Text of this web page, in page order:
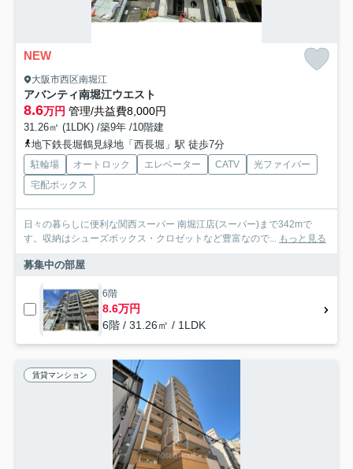
NEW
大阪市西区南堀江
アバンティ南堀江ウエスト
8.6万円 管理/共益費8,000円
31.26㎡ (1LDK) /築9年 /10階建
地下鉄長堀鶴見緑地「西長堀」駅 徒歩7分
駐輪場 オートロック エレベーター CATV
光ファイバー
宅配ボックス
日々の暮らしに便利な関西スーパー 南堀江店(スーパー)まで342mで
す。収納はシューズボックス・クロゼットなど豊富なので... もっと見る
募集中の部屋
6階
8.6万円
6階 / 31.26㎡ / 1LDK
賃貸マンション